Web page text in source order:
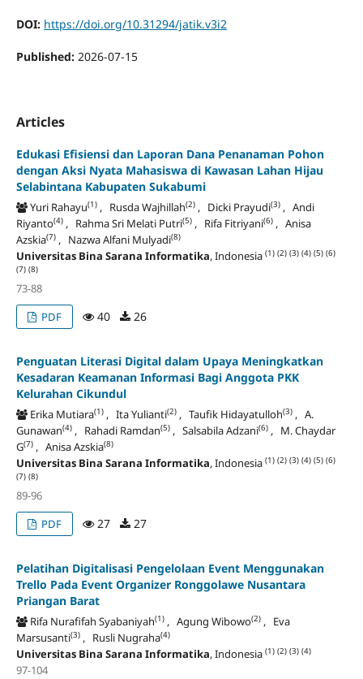
DOI: https://doi.org/10.31294/jatik.v3i2
Published: 2026-07-15
Articles
Edukasi Efisiensi dan Laporan Dana Penanaman Pohon
dengan Aksi Nyata Mahasiswa di Kawasan Lahan Hijau
Selabintana Kabupaten Sukabumi
Yuri Rahayu(1), Rusda Wajhillah(2), Dicki Prayudi(3), Andi
Riyanto(4), Rahma Sri Melati Putri(5), Rifa Fitriyani(6), Anisa
Azskia(7), Nazwa Alfani Mulyadi(8)
Universitas Bina Sarana Informatika, Indonesia (1) (2) (3) (4) (5) (6)
(7) (8)
73-88
PDF
40 26
Penguatan Literasi Digital dalam Upaya Meningkatkan
Kesadaran Keamanan Informasi Bagi Anggota PKK
Kelurahan Cikundul
Erika Mutiara(1), Ita Yulianti(2), Taufik Hidayatulloh(3), A.
Gunawan(4), Rahadi Ramdan(5), Salsabila Adzani(6), M. Chaydar
G(7), Anisa Azskia(8)
Universitas Bina Sarana Informatika, Indonesia (1) (2) (3) (4) (5) (6)
(7) (8)
89-96
PDF
27 27
Pelatihan Digitalisasi Pengelolaan Event Menggunakan
Trello Pada Event Organizer Ronggolawe Nusantara
Priangan Barat
Rifa Nurafifah Syabaniyah(1), Agung Wibowo(2), Eva
Marsusanti(3), Rusli Nugraha(4)
Universitas Bina Sarana Informatika, Indonesia (1) (2) (3) (4)
97-104